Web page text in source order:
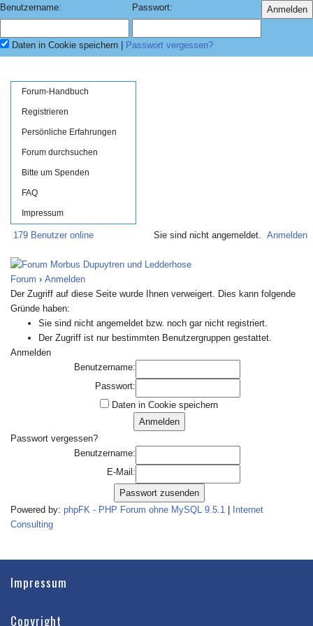
Benutzername: Passwort:
Daten in Cookie speichern Passwort vergessen?
Forum-Handbuch
Registrieren
Persönliche Erfahrungen
Forum durchsuchen
Bitte um Spenden
FAQ
Impressum
179 Benutzer online Sie sind nicht angemeldet. Anmelden
Forum › Anmelden
Der Zugriff auf diese Seite wurde Ihnen verweigert. Dies kann folgende
Gründe haben:
Sie sind nicht angemeldet bzw. noch gar nicht registriert.
Der Zugriff ist nur bestimmten Benutzergruppen gestattet.
Anmelden
Benutzername:
Passwort:
Daten in Cookie speichern
Passwort vergessen?
Benutzername:
E-Mail:
Powered by: phpFK - PHP Forum ohne MySQL 9.5.1
Internet
Consulting
Impressum
Copyright